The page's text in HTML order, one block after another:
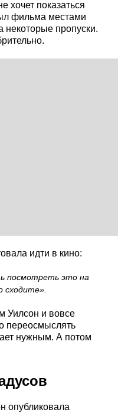
хочет показаться
фильма местами
некоторые пропуски.
идти в кино:
посмотреть это на
сходите».
Уилсон и вовсе
переосмыслять
нужным. А потом
опубликовала